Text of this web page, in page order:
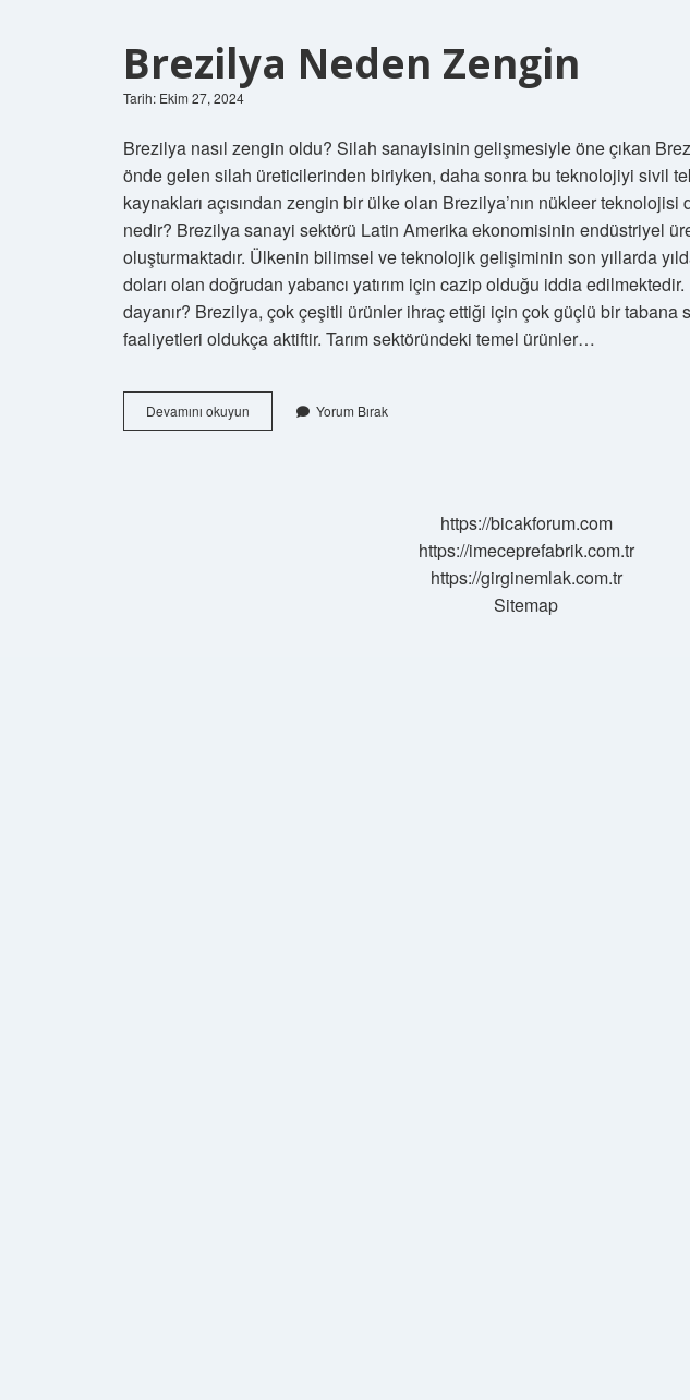
Brezilya Neden Zengin
Tarih: Ekim 27, 2024
Brezilya nasıl zengin oldu? Silah sanayisinin gelişmesiyle öne çıkan
önde gelen silah üreticilerinden biriyken, daha sonra bu teknolojiyi sivil
kaynakları açısından zengin bir ülke olan Brezilya’nın nükleer
nedir? Brezilya sanayi sektörü Latin Amerika ekonomisinin endüstriyel
oluşturmaktadır. Ülkenin bilimsel ve teknolojik gelişiminin son yıllarda
doları olan doğrudan yabancı yatırım için cazip olduğu iddia
dayanır? Brezilya, çok çeşitli ürünler ihraç ettiği için çok güçlü bir tabana
faaliyetleri oldukça aktiftir. Tarım sektöründeki temel ürünler…
Devamını okuyun
Neden
Yorum Bırak
https://bicakforum.com
https://imeceprefabrik.com.tr
https://girginemlak.com.tr
Sitemap